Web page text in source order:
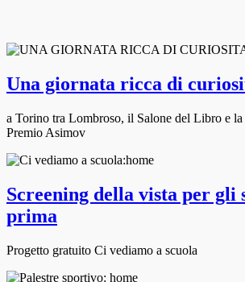
Una giornata ricca di
a Torino tra Lombroso, il Salone del Libro e la
Premio Asimov
Screening della vista per gli
prima
Progetto gratuito Ci vediamo a scuola